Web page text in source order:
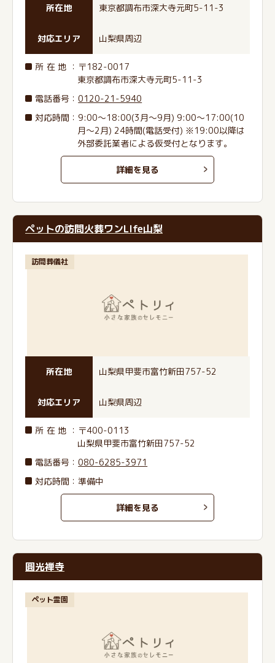
所在地 東京都調布市深大寺元町5-11-3
対応エリア 山梨県周辺
所在地 ：〒182-0017
東京都調布市深大寺元町5-11-3
電話番号 ：0120-21-5940
対応時間：9:00～18:00(3月～9月) 9:00～17:00(10
月～2月) 24時間(電話受付) ※19:00以降は
外部委託業者による仮受付となります。
詳細を見る
ペットの訪問火葬ワンLIfe山梨
訪問葬儀社
所在地 山梨県甲斐市富竹新田757-52
対応エリア 山梨県周辺
所在地 ：〒400-0113
山梨県甲斐市富竹新田757-52
電話番号 ：080-6285-3971
対応時間：準備中
詳細を見る
圓光禅寺
ペット霊園